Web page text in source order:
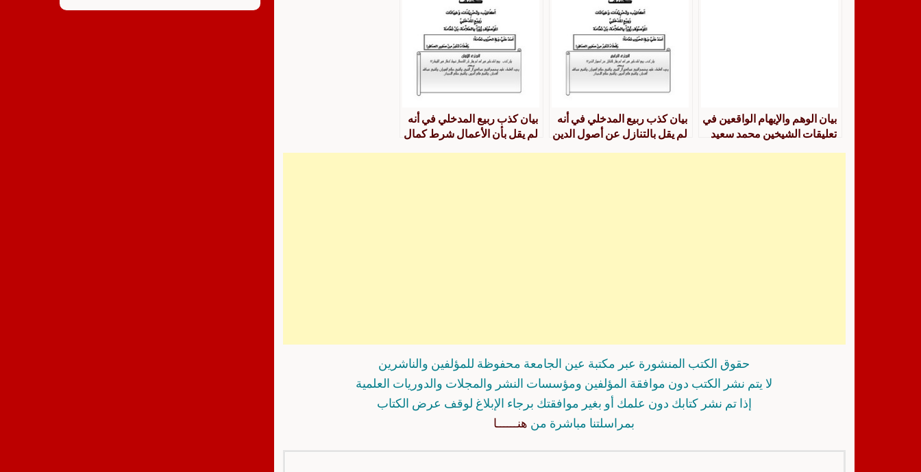
بيان الوهم والإيهام الواقعين في
تعليقات الشيخين محمد سعيد
بيان كذب ربيع المدخلي في أنه
لم يقل بالتنازل عن أصول الدين
بيان كذب ربيع المدخلي في أنه
لم يقل بأن الأعمال شرط كمال
حقوق الكتب المنشورة عبر مكتبة عين الجامعة محفوظة للمؤلفين والناشرين
لا يتم نشر الكتب دون موافقة المؤلفين ومؤسسات النشر والمجلات والدوريات العلمية
إذا تم نشر كتابك دون علمك أو بغير موافقتك برجاء الإبلاغ لوقف عرض الكتاب
بمراسلتنا مباشرة من هنــــــا